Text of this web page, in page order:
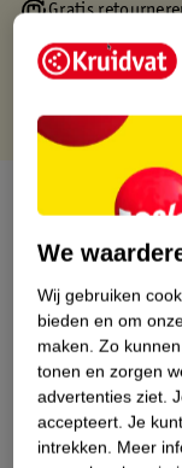
Gratis
Gratis punten
Over dit
Nature Impact
We
Wij gebruiken
bieden en om
maken. Zo
tonen en zorgen
advertenties ziet.
accepteert. Je
intrekken. Meer